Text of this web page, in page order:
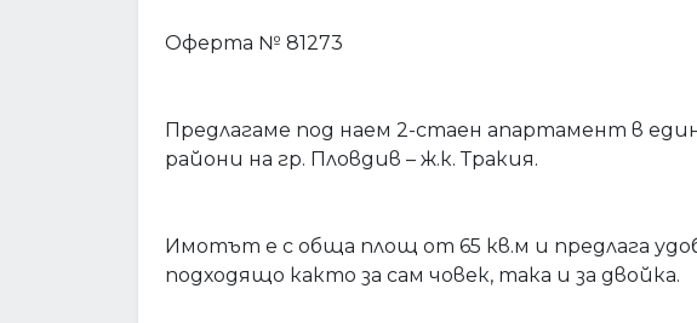
Оферта № 81273
Предлагаме под наем 2-стаен апартамент в
райони на гр. Пловдив – ж.к. Тракия.
Имотът е с обща площ от 65 кв.м и предлага
подходящо както за сам човек, така и за двойка.